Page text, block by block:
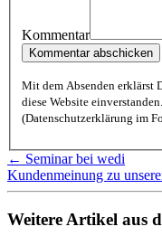
Kommentar
Mit dem Absenden erklärst
diese Website einverstanden. Kommentare kannst Du jederzeit wieder löschen lassen
(Datenschutzerklärung im
← Seminar bei wedi
Kundenmeinung zu
Weitere Artikel aus